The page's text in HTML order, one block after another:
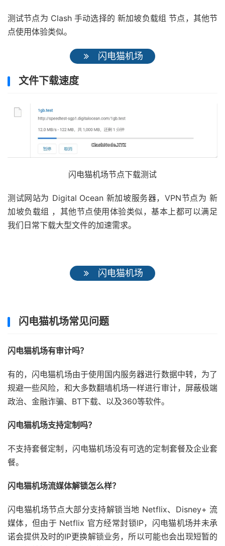
测试节点为 Clash 手动选择的 新加坡负载组 节点，其他节
点使用体验类似。
闪电猫机场
文件下载速度
闪电猫机场节点下载测试
测试网站为 Digital Ocean 新加坡服务器，VPN节点为 新
加坡负载组 ，其他节点使用体验类似，基本上都可以满足
我们日常下载大型文件的加速需求。
闪电猫机场
闪电猫机场常见问题
闪电猫机场有审计吗？
有的，闪电猫机场由于使用国内服务器进行数据中转，为了
规避一些风险，和大多数翻墙机场一样进行审计，屏蔽极端
政治、金融诈骗、BT下载、以及360等软件。
闪电猫机场支持定制吗？
不支持套餐定制，闪电猫机场没有可选的定制套餐及企业套
餐。
闪电猫机场流媒体解锁怎么样？
闪电猫机场节点大部分支持解锁当地 Netflix、Disney+ 流
媒体，但由于 Netflix 官方经常封锁IP，闪电猫机场并未承
诺会提供及时的IP更换解锁业务，所以可能也会出现短暂的